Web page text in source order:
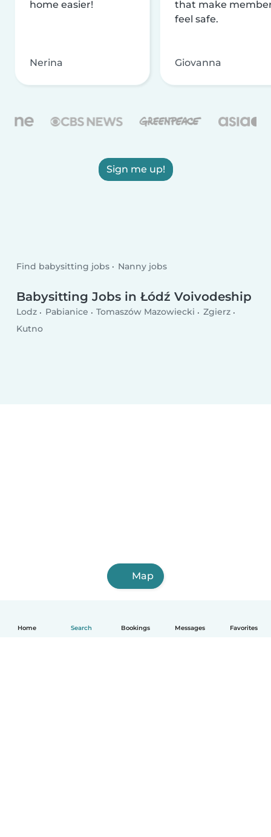
Home Search Bookings Messages Favorites
home easier!
Nerina
that make
feel safe.
Giovanna
Sign me up!
Find babysitting jobs Nanny jobs
Babysitting Jobs in Łódź Voivodeship
Lodz Pabianice Tomaszów Mazowiecki
Zgierz
Kutno
Map